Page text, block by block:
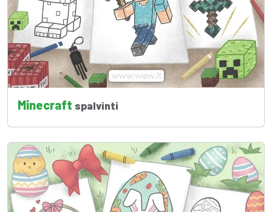
Minecraft spalvinti